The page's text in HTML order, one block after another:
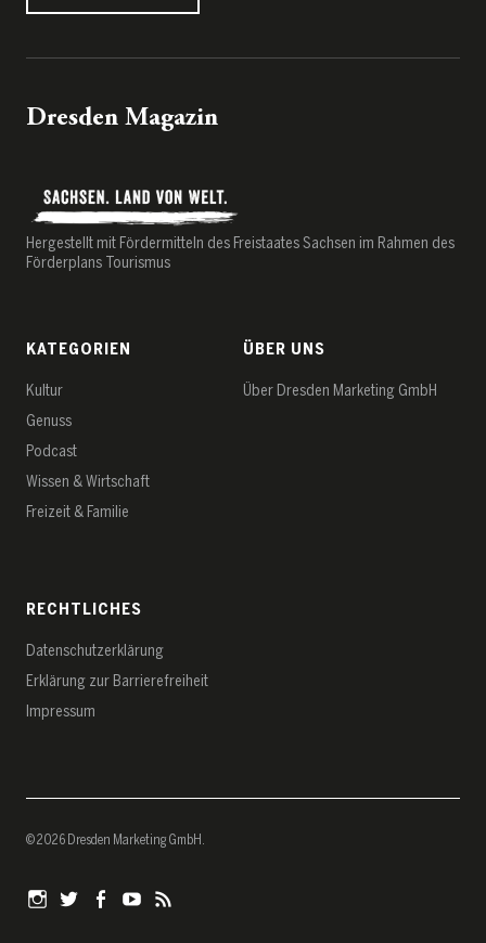
Dresden Magazin
Hergestellt mit Fördermitteln des Freistaates Sachsen im Rahmen des
Förderplans Tourismus
KATEGORIEN
Kultur
Genuss
Podcast
Wissen & Wirtschaft
Freizeit & Familie
ÜBER UNS
Über Dresden Marketing GmbH
RECHTLICHES
Datenschutz­erklärung
Erklärung zur Barrierefreiheit
Impressum
© 2026 Dresden Marketing GmbH